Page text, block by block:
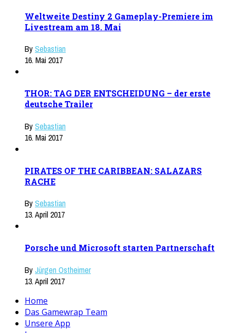
Weltweite Destiny 2 Gameplay-Premiere im
Livestream am 18. Mai
BySebastian
16. Mai 2017
THOR: TAG DER ENTSCHEIDUNG – der erste
deutsche Trailer
BySebastian
16. Mai 2017
PIRATES OF THE CARIBBEAN: SALAZARS
RACHE
BySebastian
13. April 2017
Porsche und Microsoft starten Partnerschaft
ByJürgen Ostheimer
13. April 2017
Home
Das Gamewrap Team
Unsere App